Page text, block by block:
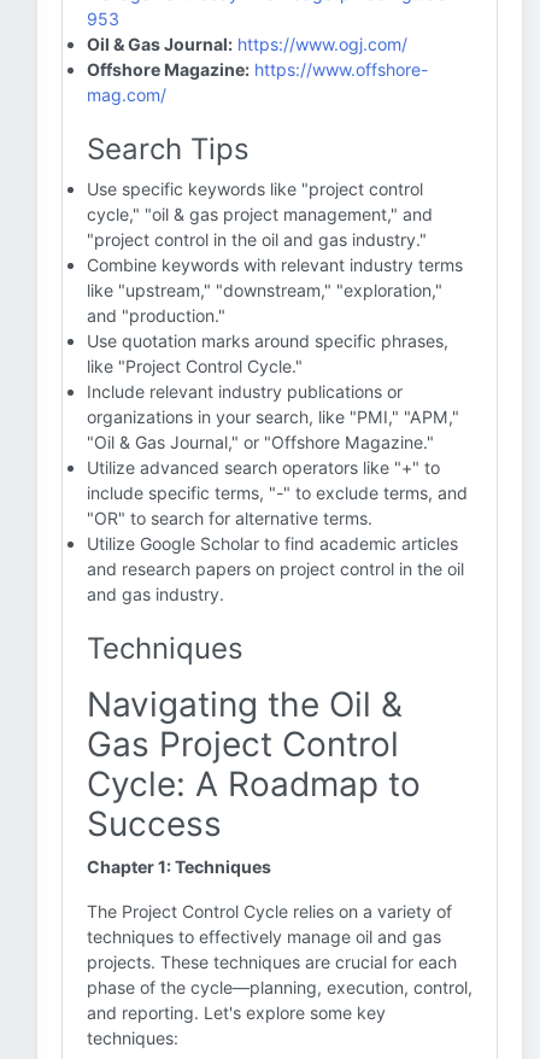
953
Oil & Gas Journal: https://www.ogj.com/
Offshore Magazine: https://www.offshore-
mag.com/
Search Tips
Use specific keywords like "project control
cycle," "oil & gas project management," and
"project control in the oil and gas industry."
Combine keywords with relevant industry terms
like "upstream," "downstream," "exploration,"
and "production."
Use quotation marks around specific phrases,
like "Project Control Cycle."
Include relevant industry publications or
organizations in your search, like "PMI," "APM,"
"Oil & Gas Journal," or "Offshore Magazine."
Utilize advanced search operators like "+" to
include specific terms, "-" to exclude terms, and
"OR" to search for alternative terms.
Utilize Google Scholar to find academic articles
and research papers on project control in the oil
and gas industry.
Techniques
Navigating the Oil &
Gas Project Control
Cycle: A Roadmap to
Success
Chapter 1: Techniques
The Project Control Cycle relies on a variety of
techniques to effectively manage oil and gas
projects. These techniques are crucial for each
phase of the cycle—planning, execution, control,
and reporting. Let's explore some key
techniques: